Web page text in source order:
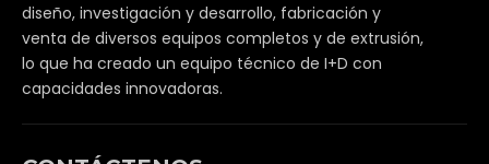
diseño, investigación y desarrollo, fabricación y
venta de diversos equipos completos y de extrusión,
lo que ha creado un equipo técnico de I+D con
capacidades innovadoras.